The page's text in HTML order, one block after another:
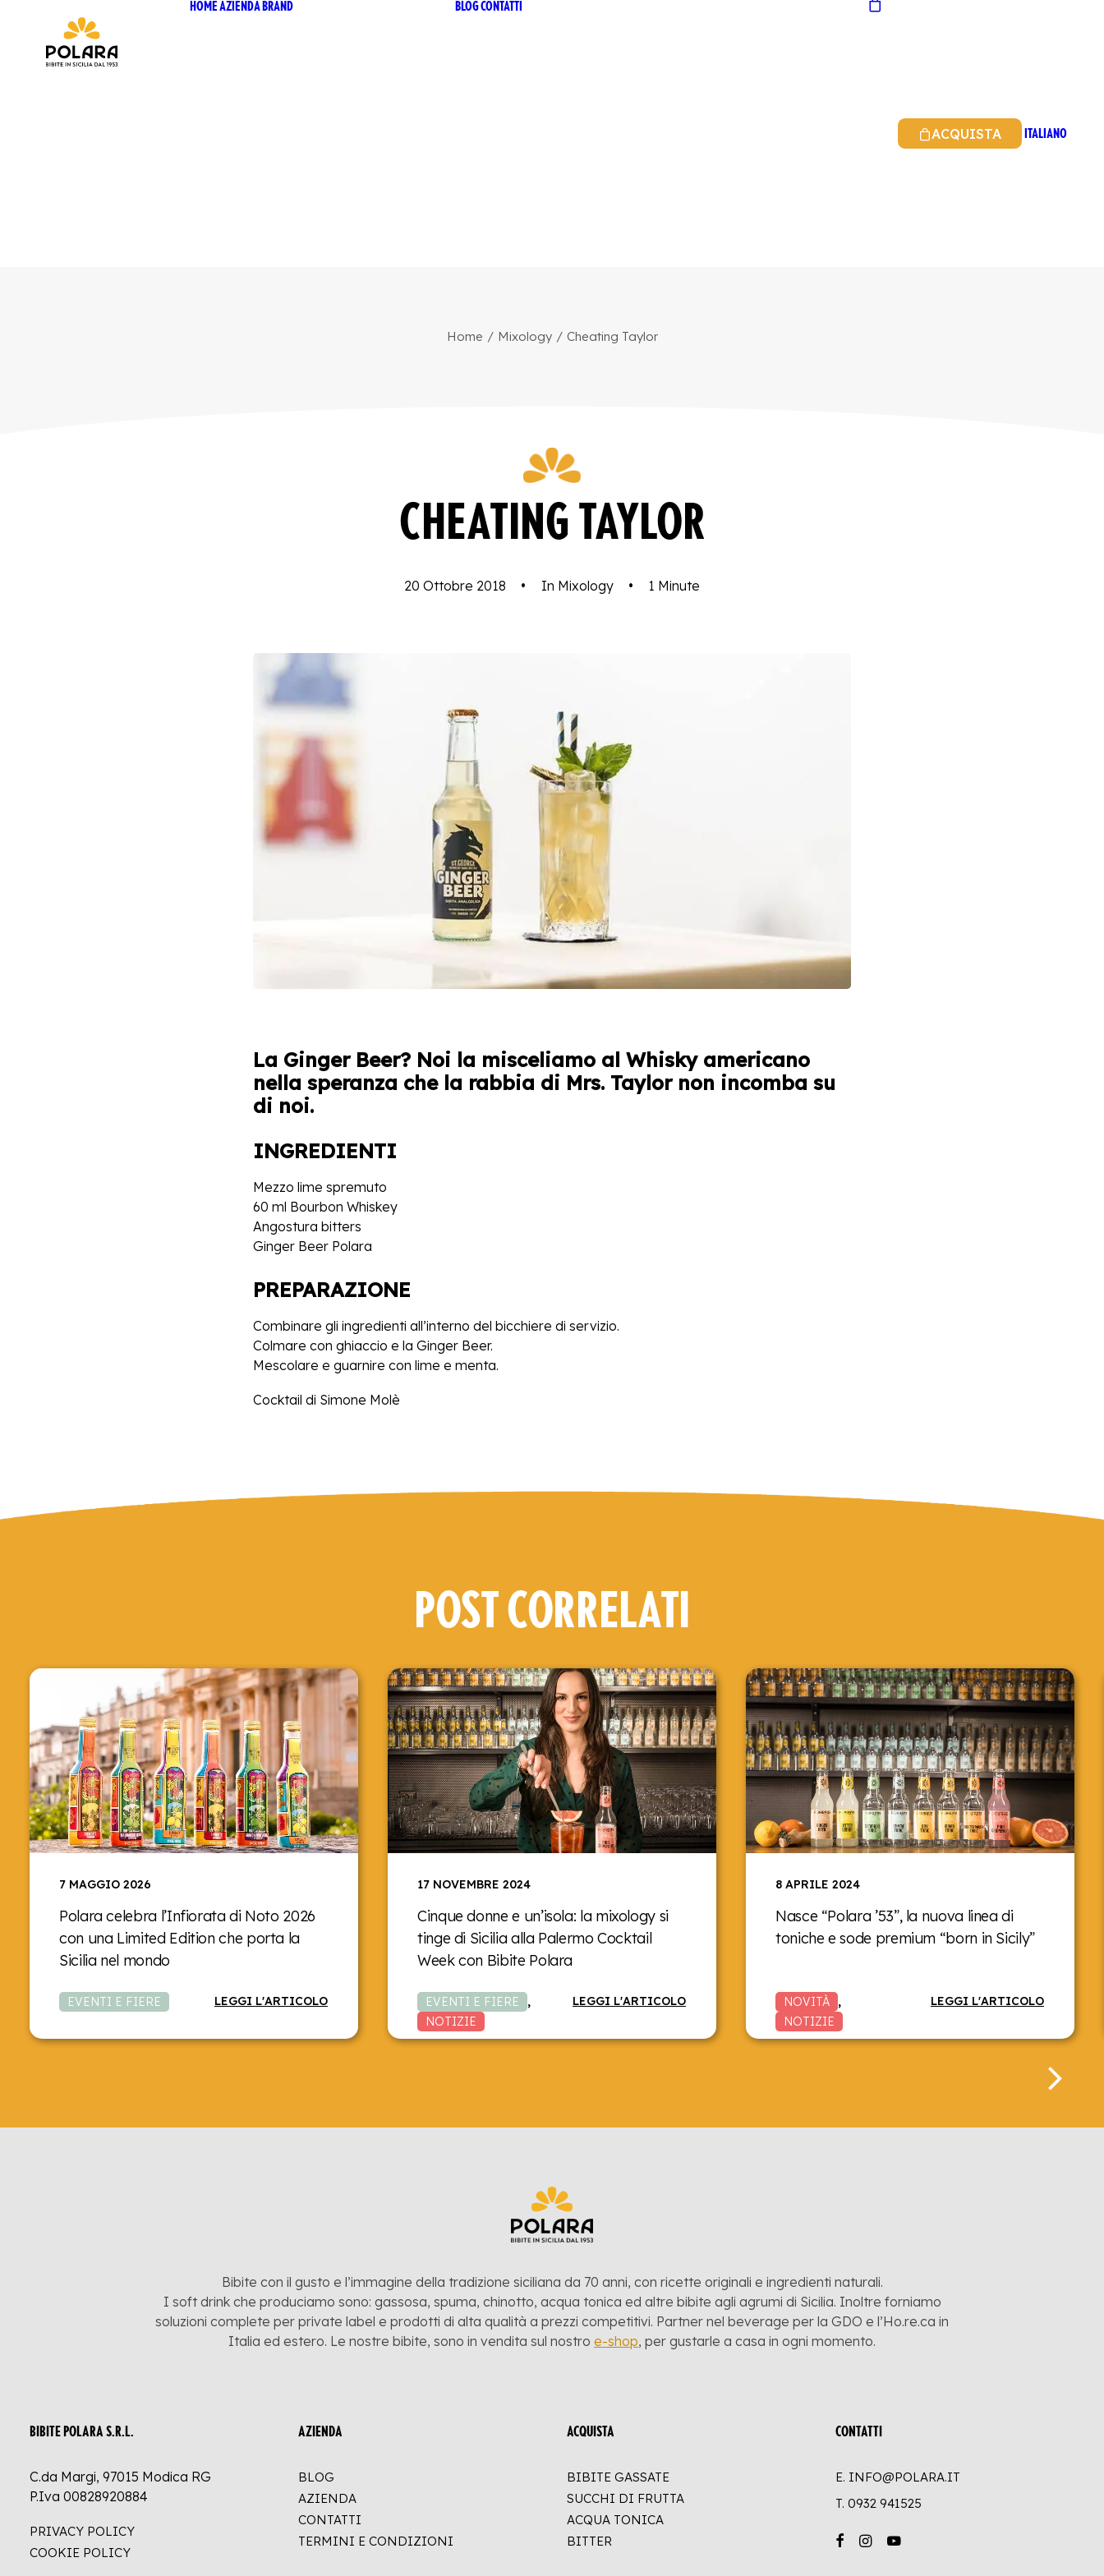
HOMEAZIENDABRAND BLOGCONTATTI
ACQUISTA ITALIANO
Home Mixology Cheating Taylor
CHEATING TAYLOR
20 Ottobre 2018 • In Mixology • 1 Minute
La Ginger Beer? Noi la misceliamo al Whisky americano
nella speranza che la rabbia di Mrs. Taylor non incomba su
di noi.
INGREDIENTI
Mezzo lime spremuto
60 ml Bourbon Whiskey
Angostura bitters
​Ginger Beer Polara
PREPARAZIONE
Combinare gli ingredienti all’interno del bicchiere di servizio.
Colmare con ghiaccio e la Ginger Beer.
Mescolare e guarnire con lime e menta.
​Cocktail di Simone Molè
POST CORRELATI
7 MAGGIO 2026
Polara celebra l’Infiorata di Noto 2026
con una Limited Edition che porta la
Sicilia nel mondo
EVENTI E FIERE LEGGI L'ARTICOLO
17 NOVEMBRE 2024
Cinque donne e un’isola: la mixology si
tinge di Sicilia alla Palermo Cocktail
Week con Bibite Polara
EVENTI E FIERE
,
NOTIZIE
LEGGI L'ARTICOLO
8 APRILE 2024
Nasce “Polara ’53”, la nuova linea di
toniche e sode premium “born in Sicily”
NOVITÀ
,
NOTIZIE
LEGGI L'ARTICOLO
Bibite con il gusto e l’immagine della tradizione siciliana da 70 anni, con ricette originali e ingredienti naturali.
I soft drink che produciamo sono: gassosa, spuma, chinotto, acqua tonica ed altre bibite agli agrumi di Sicilia. Inoltre forniamo
soluzioni complete per private label e prodotti di alta qualità a prezzi competitivi. Partner nel beverage per la GDO e l’Ho.re.ca in
Italia ed estero. Le nostre bibite, sono in vendita sul nostro e-shop, per gustarle a casa in ogni momento.
BIBITE POLARA S.R.L.
C.da Margi, 97015 Modica RG
P.Iva 00828920884
PRIVACY POLICY
COOKIE POLICY
AZIENDA
BLOG
AZIENDA
CONTATTI
TERMINI E CONDIZIONI
ACQUISTA
BIBITE GASSATE
SUCCHI DI FRUTTA
ACQUA TONICA
BITTER
CONTATTI
E. INFO@POLARA.IT
T. 0932 941525